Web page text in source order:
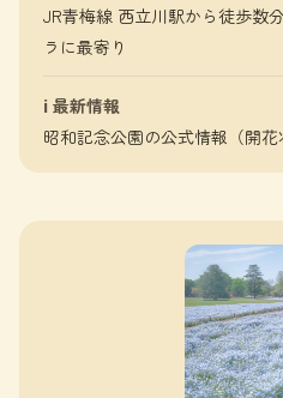
JR青梅線 西立川駅から徒歩数
ラに最寄り
ℹ️ 最新情報
昭和記念公園の公式情報（開